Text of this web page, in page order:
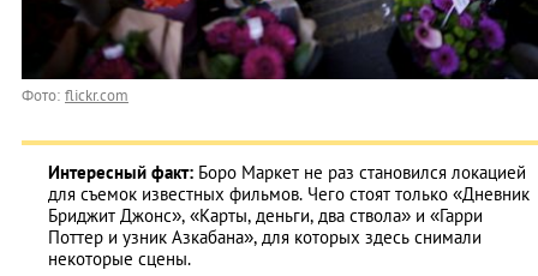
Фото: flickr.com
Интересный факт: Боро Маркет не раз становился локацией
для съемок известных фильмов. Чего стоят только «Дневник
Бриджит Джонс», «Карты, деньги, два ствола» и «Гарри
Поттер и узник Азкабана», для которых здесь снимали
некоторые сцены.